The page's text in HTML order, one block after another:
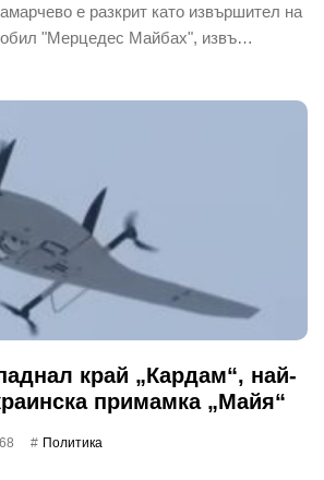
е разкрит като извършител на
"Мерцедес Майбах", извъ…
край „Кардам“, най-
примамка „Майя“
Политика